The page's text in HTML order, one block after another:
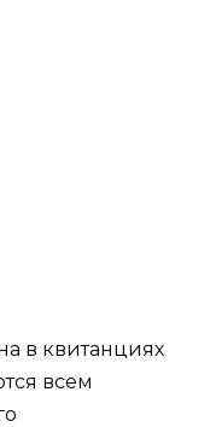
в квитанциях
всем